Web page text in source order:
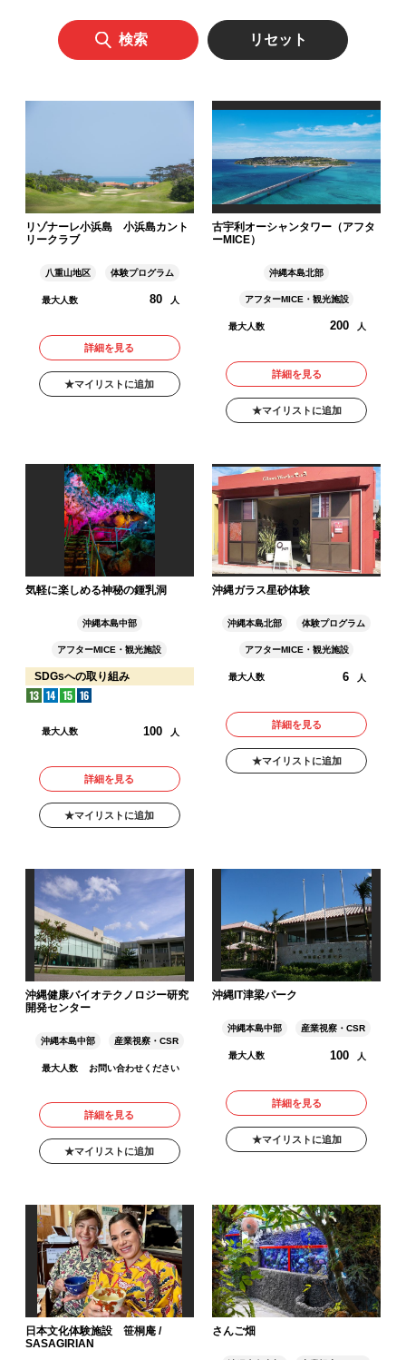
リゾナーレ小浜島 小浜島カント
リークラブ
八重山地区 体験プログラム
最大人数 80 人
詳細を見る
マイリストに追加
古宇利オーシャンタワー（アフタ
ーMICE）
沖縄本島北部
アフターMICE・観光施設
最大人数 200 人
詳細を見る
マイリストに追加
気軽に楽しめる神秘の鍾乳洞
沖縄本島中部
アフターMICE・観光施設
SDGsへの取り組み
最大人数 100 人
詳細を見る
マイリストに追加
沖縄ガラス星砂体験
沖縄本島北部 体験プログラム
アフターMICE・観光施設
最大人数 6 人
詳細を見る
マイリストに追加
沖縄健康バイオテクノロジー研究
開発センター
沖縄本島中部 産業視察・CSR
最大人数 お問い合わせください
詳細を見る
マイリストに追加
沖縄IT津梁パーク
沖縄本島中部 産業視察・CSR
最大人数 100 人
詳細を見る
マイリストに追加
日本文化体験施設 笹桐庵 /
SASAGIRIAN
さんご畑